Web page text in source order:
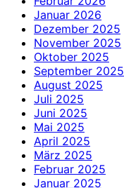
Januar 2026
Dezember 2025
November 2025
Oktober 2025
September 2025
August 2025
Juli 2025
Juni 2025
Mai 2025
April 2025
März 2025
Februar 2025
Januar 2025